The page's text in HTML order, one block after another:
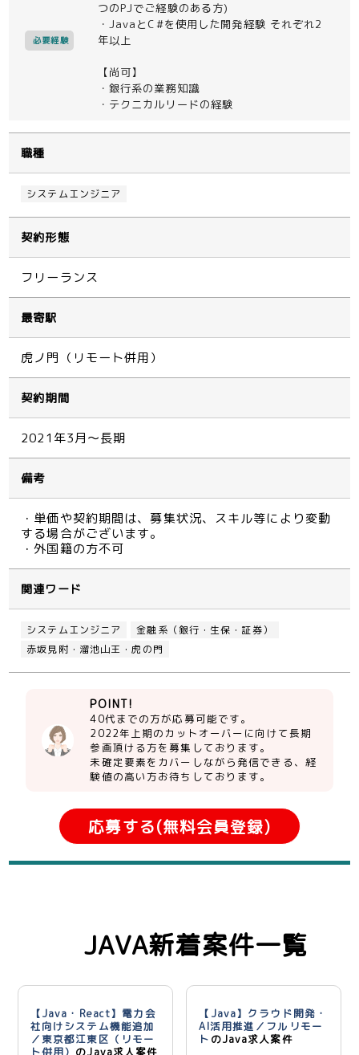
必要経験
つのPJでご経験のある方)
・JavaとC#を使用した開発経験 それぞれ2
年以上
【尚可】
・銀行系の業務知識
・テクニカルリードの経験
職種
システムエンジニア
契約形態
フリーランス
最寄駅
虎ノ門（リモート併用）
契約期間
2021年3月～長期
備考
・単価や契約期間は、募集状況、スキル等により変動
する場合がございます。
・外国籍の方不可
関連ワード
システムエンジニア
金融系（銀行・生保・証券）
赤坂見附・溜池山王・虎の門
POINT!
40代までの方が応募可能です。
2022年上期のカットオーバーに向けて長期
参画頂ける方を募集しております。
未確定要素をカバーしながら発信できる、経
験値の高い方お待ちしております。
応募する(無料会員登録)
JAVA新着案件一覧
【Java・React】電力会
社向けシステム機能追加
／東京都江東区（リモー
ト併用） のJava求人案件
【Java】クラウド開発・
AI活用推進／フルリモー
ト のJava求人案件